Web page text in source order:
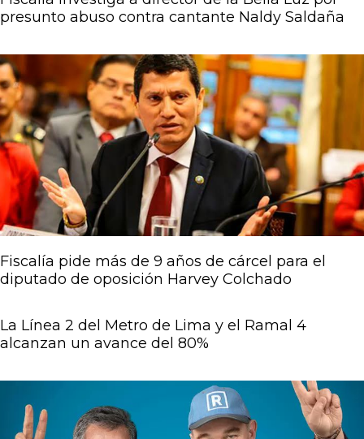
presunto abuso contra cantante Naldy Saldaña
Fiscalía pide más de 9 años de cárcel para el
diputado de oposición Harvey Colchado
La Línea 2 del Metro de Lima y el Ramal 4
alcanzan un avance del 80%